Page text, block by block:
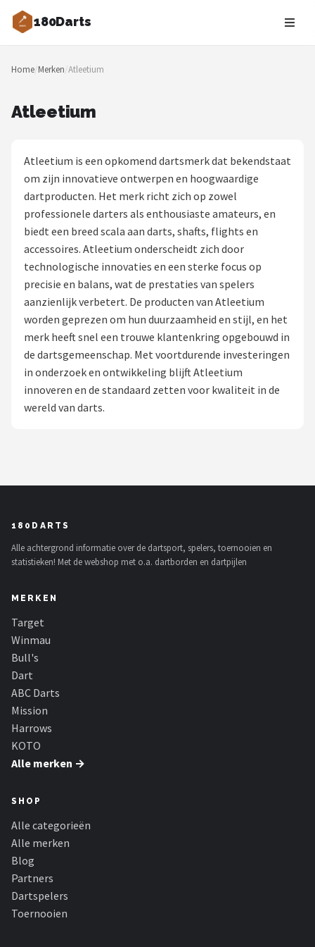
180Darts
Zoeken
NAVIGATIE
Blog
Dartspelers
Toernooien
Spelregels
Uitgooilijst
Dartshop
Target
ABC Darts
Mission
Harrows
KOTO
Unicorn
Red Dragon
Alle merken →
Home/Merken/Atleetium
Atleetium
Atleetium is een opkomend dartsmerk dat bekendstaat
om zijn innovatieve ontwerpen en hoogwaardige
dartproducten. Het merk richt zich op zowel
professionele darters als enthousiaste amateurs, en
biedt een breed scala aan darts, shafts, flights en
accessoires. Atleetium onderscheidt zich door
technologische innovaties en een sterke focus op
precisie en balans, wat de prestaties van spelers
aanzienlijk verbetert. De producten van Atleetium
worden geprezen om hun duurzaamheid en stijl, en het
merk heeft snel een trouwe klantenkring opgebouwd in
de dartsgemeenschap. Met voortdurende investeringen
in onderzoek en ontwikkeling blijft Atleetium
innoveren en de standaard zetten voor kwaliteit in de
wereld van darts.
180DARTS
Alle achtergrond informatie over de dartsport, spelers, toernooien en
statistieken! Met de webshop met o.a. dartborden en dartpijlen
MERKEN
Target
Winmau
Bull's
Dart
ABC Darts
Mission
Harrows
KOTO
Alle merken →
SHOP
Alle categorieën
Alle merken
Blog
Partners
Dartspelers
Toernooien